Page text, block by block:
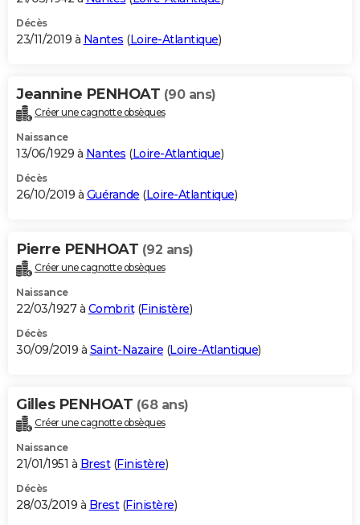
Décès
23/11/2019 à Nantes (Loire-Atlantique)
Jeannine PENHOAT (90 ans)
Créer une cagnotte obsèques
Naissance
13/06/1929 à Nantes (Loire-Atlantique)
Décès
26/10/2019 à Guérande (Loire-Atlantique)
Pierre PENHOAT (92 ans)
Créer une cagnotte obsèques
Naissance
22/03/1927 à Combrit(Finistère)
Décès
30/09/2019 à Saint-Nazaire (Loire-Atlantique)
Gilles PENHOAT (68 ans)
Créer une cagnotte obsèques
Naissance
21/01/1951 à Brest(Finistère)
Décès
28/03/2019 à Brest(Finistère)